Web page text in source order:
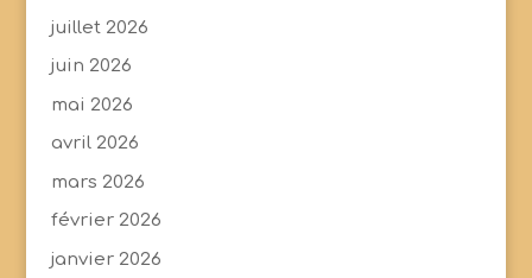
juillet 2026
juin 2026
mai 2026
avril 2026
mars 2026
février 2026
janvier 2026